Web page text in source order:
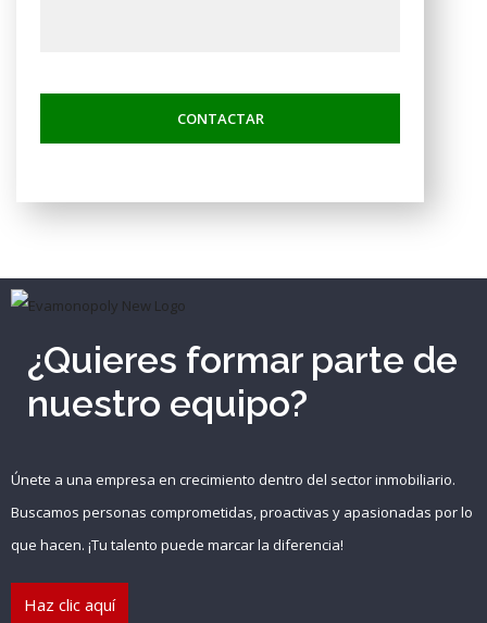
CONTACTAR
¿Quieres formar parte de
nuestro equipo?
Únete a una empresa en crecimiento dentro del sector inmobiliario.
Buscamos personas comprometidas, proactivas y apasionadas por lo
que hacen. ¡Tu talento puede marcar la diferencia!
Haz clic aquí